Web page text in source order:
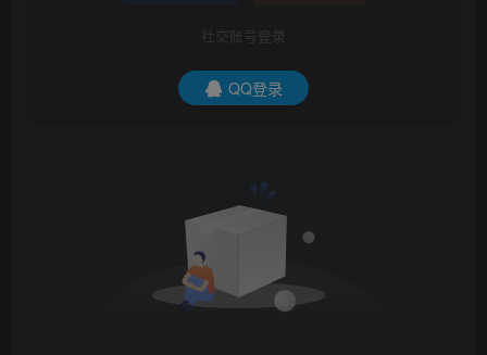
社交账号登录
QQ登录